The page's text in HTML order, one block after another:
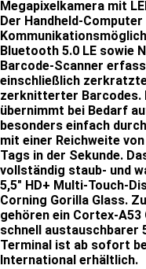
Megapixelkamera mit
Der Handheld-
Bluetooth 5.0 LE sowie
Barcode-Scanner
einschließlich
zerknitterter Barcodes.
übernimmt bei Bedarf
besonders einfach
mit einer Reichweite
Tags in der Sekunde.
vollständig staub- und
5,5″ HD+ Multi-Touch-
Corning Gorilla Glass.
gehören ein Cortex-
schnell austauschbarer
Terminal ist ab sofort
International erhältlich.